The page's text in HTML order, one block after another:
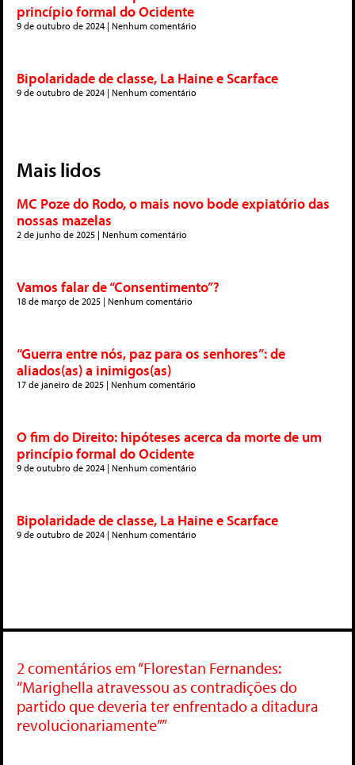
princípio formal do Ocidente
9 de outubro de 2024 Nenhum comentário
Bipolaridade de classe, La Haine e Scarface
9 de outubro de 2024 Nenhum comentário
Mais lidos
MC Poze do Rodo, o mais novo bode expiatório das
nossas mazelas
2 de junho de 2025 Nenhum comentário
Vamos falar de “Consentimento”?
18 de março de 2025 Nenhum comentário
“Guerra entre nós, paz para os senhores”: de
aliados(as) a inimigos(as)
17 de janeiro de 2025 Nenhum comentário
O fim do Direito: hipóteses acerca da morte de um
princípio formal do Ocidente
9 de outubro de 2024 Nenhum comentário
Bipolaridade de classe, La Haine e Scarface
9 de outubro de 2024 Nenhum comentário
2 comentários em “Florestan Fernandes:
“Marighella atravessou as contradições do
partido que deveria ter enfrentado a ditadura
revolucionariamente””